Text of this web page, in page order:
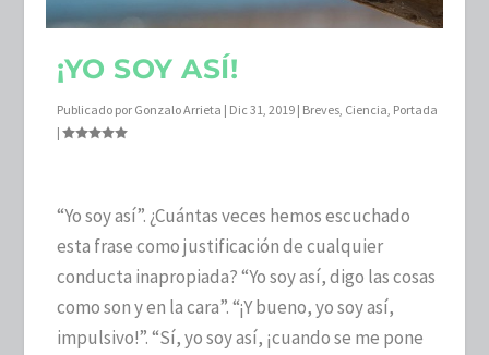
¡YO SOY ASÍ!
Publicado por Gonzalo Arrieta | Dic 31, 2019 | Breves Ciencia Portada
|
“Yo soy así”. ¿Cuántas veces hemos escuchado
esta frase como justificación de cualquier
conducta inapropiada? “Yo soy así, digo las cosas
como son y en la cara”. “¡Y bueno, yo soy así,
impulsivo!”. “Sí, yo soy así, ¡cuando se me pone